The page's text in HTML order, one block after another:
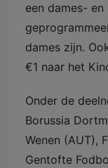
een dames-
dames zijn.
€1 naar het
Onder de
Borussia
Wenen (AUT),
Gentofte